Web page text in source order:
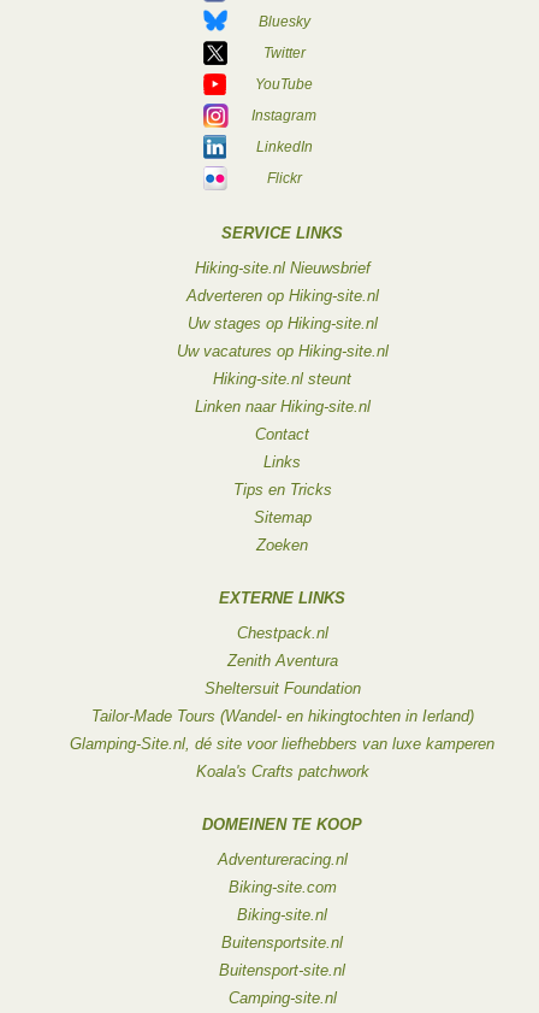
Bluesky
Twitter
YouTube
Instagram
LinkedIn
Flickr
SERVICE LINKS
Hiking-site.nl Nieuwsbrief
Adverteren op Hiking-site.nl
Uw stages op Hiking-site.nl
Uw vacatures op Hiking-site.nl
Hiking-site.nl steunt
Linken naar Hiking-site.nl
Contact
Links
Tips en Tricks
Sitemap
Zoeken
EXTERNE LINKS
Chestpack.nl
Zenith Aventura
Sheltersuit Foundation
Tailor-Made Tours (Wandel- en hikingtochten in Ierland)
Glamping-Site.nl, dé site voor liefhebbers van luxe kamperen
Koala's Crafts patchwork
DOMEINEN TE KOOP
Adventureracing.nl
Biking-site.com
Biking-site.nl
Buitensportsite.nl
Buitensport-site.nl
Camping-site.nl